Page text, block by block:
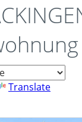
Translate